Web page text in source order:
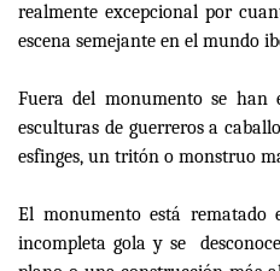
realmente excepcional por
escena semejante en el mundo
Fuera del monumento se han
esculturas de guerreros a
esfinges, un tritón o monstruo
El monumento está
incompleta gola y se